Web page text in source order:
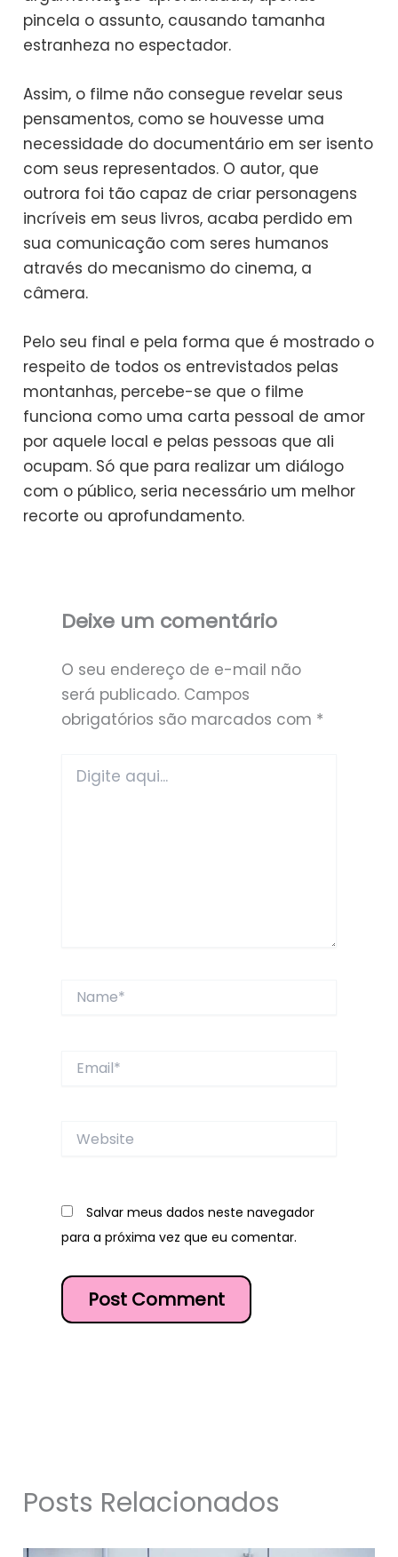
pincela o assunto, causando tamanha
estranheza no espectador.
Assim, o filme não consegue revelar seus
pensamentos, como se houvesse uma
necessidade do documentário em ser isento
com seus representados. O autor, que
outrora foi tão capaz de criar personagens
incríveis em seus livros, acaba perdido em
sua comunicação com seres humanos
através do mecanismo do cinema, a
câmera.
Pelo seu final e pela forma que é mostrado o
respeito de todos os entrevistados pelas
montanhas, percebe-se que o filme
funciona como uma carta pessoal de amor
por aquele local e pelas pessoas que ali
ocupam. Só que para realizar um diálogo
com o público, seria necessário um melhor
recorte ou aprofundamento.
Deixe um comentário
O seu endereço de e-mail não
será publicado. Campos
obrigatórios são marcados com *
aqui...
Website
Salvar meus dados neste navegador
para a próxima vez que eu comentar.
Posts Relacionados